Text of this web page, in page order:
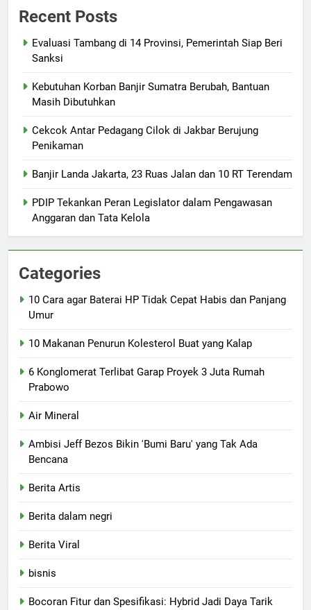
Recent Posts
Evaluasi Tambang di 14 Provinsi, Pemerintah Siap Beri
Sanksi
Kebutuhan Korban Banjir Sumatra Berubah, Bantuan
Masih Dibutuhkan
Cekcok Antar Pedagang Cilok di Jakbar Berujung
Penikaman
Banjir Landa Jakarta, 23 Ruas Jalan dan 10 RT Terendam
PDIP Tekankan Peran Legislator dalam Pengawasan
Anggaran dan Tata Kelola
Categories
10 Cara agar Baterai HP Tidak Cepat Habis dan Panjang
Umur
10 Makanan Penurun Kolesterol Buat yang Kalap
6 Konglomerat Terlibat Garap Proyek 3 Juta Rumah
Prabowo
Air Mineral
Ambisi Jeff Bezos Bikin 'Bumi Baru' yang Tak Ada
Bencana
Berita Artis
Berita dalam negri
Berita Viral
bisnis
Bocoran Fitur dan Spesifikasi: Hybrid Jadi Daya Tarik